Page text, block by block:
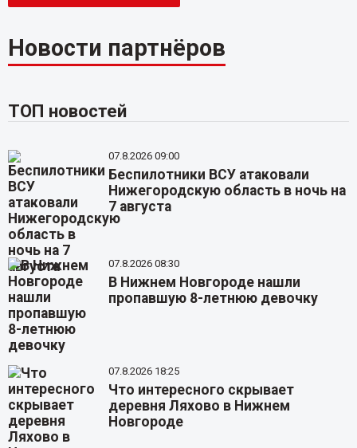
Новости партнёров
ТОП новостей
07.8.2026 09:00
Беспилотники ВСУ атаковали
Нижегородскую область в ночь на
7 августа
07.8.2026 08:30
В Нижнем Новгороде нашли
пропавшую 8-летнюю девочку
07.8.2026 18:25
Что интересного скрывает
деревня Ляхово в Нижнем
Новгороде